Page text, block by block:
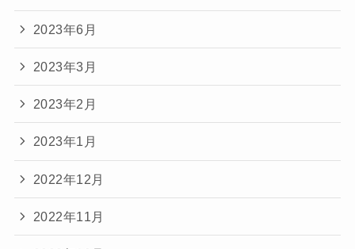
2023年6月
2023年3月
2023年2月
2023年1月
2022年12月
2022年11月